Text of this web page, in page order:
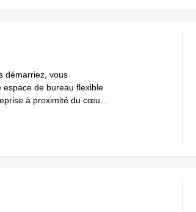
démarriez, vous
de bureau flexible
à proximité du cœur